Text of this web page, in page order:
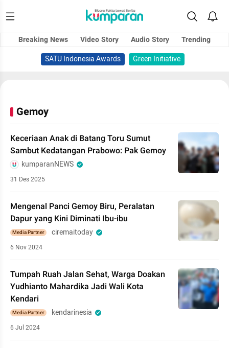
Breaking News Video Story Audio Story
Trending
SATU Indonesia Awards
Green Initiative
Gemoy
Keceriaan Anak di Batang Toru Sumut
Sambut Kedatangan Prabowo: Pak Gemoy
kumparanNEWS
31 Des 2025
Mengenal Panci Gemoy Biru, Peralatan
Dapur yang Kini Diminati Ibu-ibu
Media Partner ciremaitoday
6 Nov 2024
Tumpah Ruah Jalan Sehat, Warga Doakan
Yudhianto Mahardika Jadi Wali Kota
Kendari
Media Partner kendarinesia
6 Jul 2024